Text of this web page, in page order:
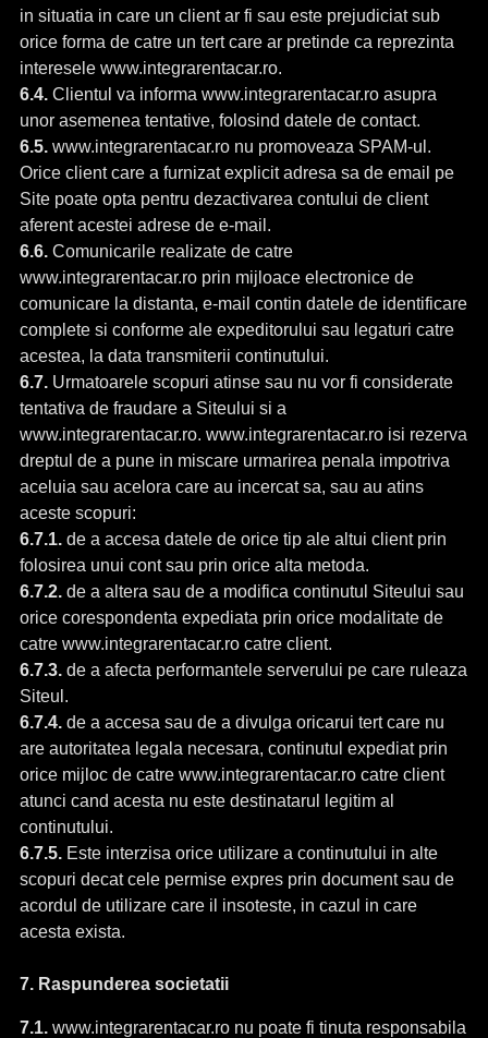
in situatia in care un client ar fi sau este prejudiciat sub
orice forma de catre un tert care ar pretinde ca reprezinta
interesele www.integrarentacar.ro.
6.4.Clientul va informa www.integrarentacar.ro asupra
unor asemenea tentative, folosind datele de contact.
6.5.www.integrarentacar.ro nu promoveaza SPAM-ul.
Orice client care a furnizat explicit adresa sa de email pe
Site poate opta pentru dezactivarea contului de client
aferent acestei adrese de e-mail.
6.6.Comunicarile realizate de catre
www.integrarentacar.ro prin mijloace electronice de
comunicare la distanta, e-mail contin datele de identificare
complete si conforme ale expeditorului sau legaturi catre
acestea, la data transmiterii continutului.
6.7.Urmatoarele scopuri atinse sau nu vor fi considerate
tentativa de fraudare a Siteului si a
www.integrarentacar.ro. www.integrarentacar.ro isi rezerva
dreptul de a pune in miscare urmarirea penala impotriva
aceluia sau acelora care au incercat sa, sau au atins
aceste scopuri:
6.7.1.de a accesa datele de orice tip ale altui client prin
folosirea unui cont sau prin orice alta metoda.
6.7.2.de a altera sau de a modifica continutul Siteului sau
orice corespondenta expediata prin orice modalitate de
catre www.integrarentacar.ro catre client.
6.7.3.de a afecta performantele serverului pe care ruleaza
Siteul.
6.7.4.de a accesa sau de a divulga oricarui tert care nu
are autoritatea legala necesara, continutul expediat prin
orice mijloc de catre www.integrarentacar.ro catre client
atunci cand acesta nu este destinatarul legitim al
continutului.
6.7.5.Este interzisa orice utilizare a continutului in alte
scopuri decat cele permise expres prin document sau de
acordul de utilizare care il insoteste, in cazul in care
acesta exista.
7. Raspunderea societatii
7.1.www.integrarentacar.ro nu poate fi tinuta responsabila